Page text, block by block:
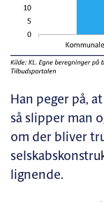
Han peger på,
så slipper man
om der bliver
lignende.